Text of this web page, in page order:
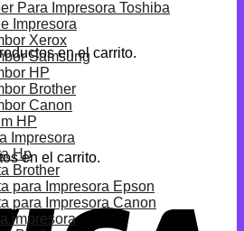
en el carrito.
en el carrito.
Para Impresora Toshiba
Impresora
Xerox
Samsung
HP
Brother
Canon
HP
Impresora
Hp
Brother
para Impresora Epson
para Impresora Canon
impresora